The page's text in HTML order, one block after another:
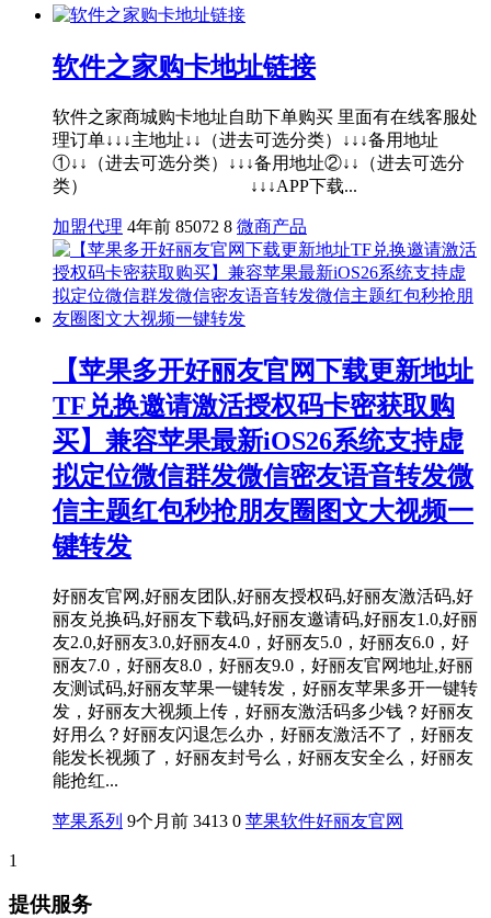
软件之家购卡地址链接
软件之家商城购卡地址自助下单购买 里面有在线客服处
理订单↓↓↓主地址↓↓（进去可选分类）↓↓↓备用地址
①↓↓（进去可选分类）↓↓↓备用地址②↓↓（进去可选分
类） ↓↓↓APP下载...
加盟代理 4年前 85072 8 微商产品
【苹果多开好丽友官网下载更新地址
TF兑换邀请激活授权码卡密获取购
买】兼容苹果最新iOS26系统支持虚
拟定位微信群发微信密友语音转发微
信主题红包秒抢朋友圈图文大视频一
键转发
好丽友官网,好丽友团队,好丽友授权码,好丽友激活码,好
丽友兑换码,好丽友下载码,好丽友邀请码,好丽友1.0,好丽
友2.0,好丽友3.0,好丽友4.0，好丽友5.0，好丽友6.0，好
丽友7.0，好丽友8.0，好丽友9.0，好丽友官网地址,好丽
友测试码,好丽友苹果一键转发，好丽友苹果多开一键转
发，好丽友大视频上传，好丽友激活码多少钱？好丽友
好用么？好丽友闪退怎么办，好丽友激活不了，好丽友
能发长视频了，好丽友封号么，好丽友安全么，好丽友
能抢红...
苹果系列 9个月前 3413 0 苹果软件好丽友官网
1
提供服务